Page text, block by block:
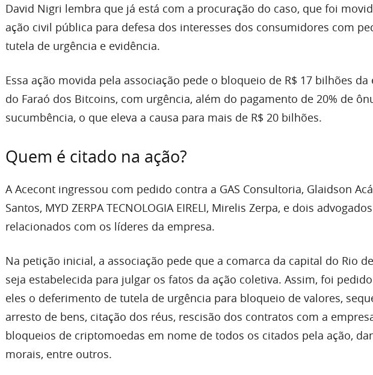
David Nigri lembra que já está com a procuração do caso, que foi
ação civil pública para defesa dos interesses dos consumidores com
tutela de urgência e evidência.
Essa ação movida pela associação pede o bloqueio de R$ 17 bilhões da
do Faraó dos Bitcoins, com urgência, além do pagamento de 20% de
sucumbência, o que eleva a causa para mais de R$ 20 bilhões.
Quem é citado na ação?
A Acecont ingressou com pedido contra a GAS Consultoria, Glaidson
Santos, MYD ZERPA TECNOLOGIA EIRELI, Mirelis Zerpa, e dois advogados
relacionados com os líderes da empresa.
Na petição inicial, a associação pede que a comarca da capital do Rio
seja estabelecida para julgar os fatos da ação coletiva. Assim, foi
eles o deferimento de tutela de urgência para bloqueio de valores,
arresto de bens, citação dos réus, rescisão dos contratos com a
bloqueios de criptomoedas em nome de todos os citados pela ação,
morais, entre outros.